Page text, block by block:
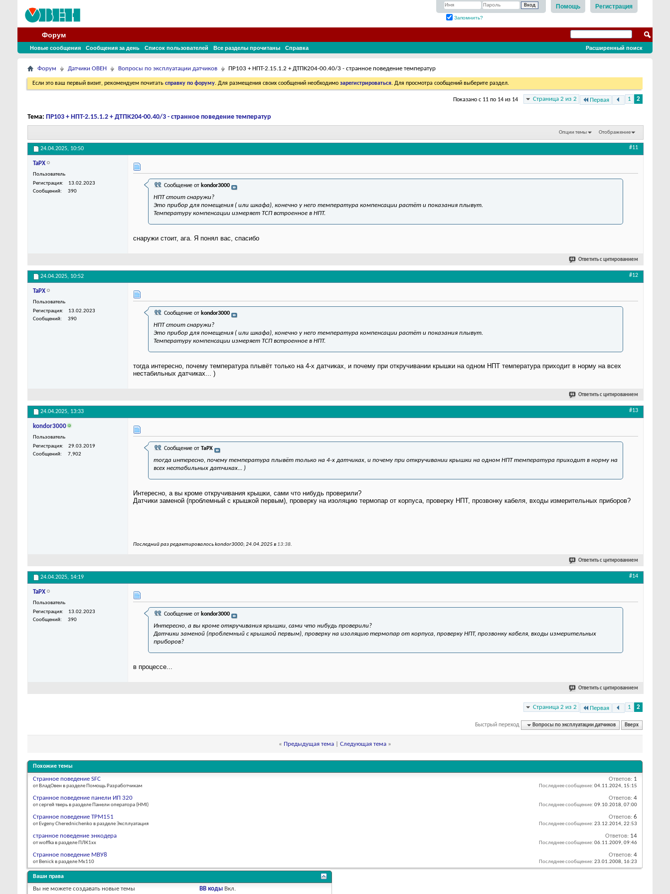
Регистрация
Помощь
Запомнить?
Форум
Новые сообщения Сообщения за день Список пользователей Все разделы прочитаны Справка Расширенный поиск
Форум Датчики ОВЕН Вопросы по эксплуатации датчиков ПР103 + НПТ-2.15.1.2 + ДТПК204-00.40/3 - странное поведение температур
Если это ваш первый визит, рекомендуем почитать справку по форуму. Для размещения своих сообщений необходимо зарегистрироваться. Для просмотра сообщений выберите раздел.
Страница 2 из 2 Первая 1 2
Показано с 11 по 14 из 14
Тема: ПР103 + НПТ-2.15.1.2 + ДТПК204-00.40/3 - странное поведение температур
Опции темы Отображение
24.04.2025, 10:50 #11
TaPX
Пользователь
Регистрация
13.02.2023
Сообщений
390
Сообщение от kondor3000
НПТ стоит снаружи?
Это прибор для помещения ( или шкафа), конечно у него температура компенсации растёт и показания плывут.
Температуру компенсации измеряет ТСП встроенное в НПТ.
снаружи стоит, ага. Я понял вас, спасибо
Ответить с цитированием
24.04.2025, 10:52 #12
TaPX
Пользователь
Регистрация
13.02.2023
Сообщений
390
Сообщение от kondor3000
НПТ стоит снаружи?
Это прибор для помещения ( или шкафа), конечно у него температура компенсации растёт и показания плывут.
Температуру компенсации измеряет ТСП встроенное в НПТ.
тогда интересно, почему температура плывёт только на 4-х датчиках, и почему при откручивании крышки на одном НПТ температура приходит в норму на всех
нестабильных датчиках... )
Ответить с цитированием
24.04.2025, 13:33 #13
kondor3000
Пользователь
Регистрация
29.03.2019
Сообщений
7,902
Сообщение от TaPX
тогда интересно, почему температура плывёт только на 4-х датчиках, и почему при откручивании крышки на одном НПТ температура приходит в норму на
всех нестабильных датчиках... )
Интересно, а вы кроме откручивания крышки, сами что нибудь проверили?
Датчики заменой (проблемный с крышкой первым), проверку на изоляцию термопар от корпуса, проверку НПТ, прозвонку кабеля, входы измерительных приборов?
Последний раз редактировалось kondor3000; 24.04.2025 в 13:38.
Ответить с цитированием
24.04.2025, 14:19 #14
TaPX
Пользователь
Регистрация
13.02.2023
Сообщений
390
Сообщение от kondor3000
Интересно, а вы кроме откручивания крышки, сами что нибудь проверили?
Датчики заменой (проблемный с крышкой первым), проверку на изоляцию термопар от корпуса, проверку НПТ, прозвонку кабеля, входы измерительных
приборов?
в процессе...
Ответить с цитированием
Страница 2 из 2 Первая 1 2
Быстрый переход Вопросы по эксплуатации датчиков Вверх
« Предыдущая тема Следующая тема »
Похожие темы
Странное поведение SFC
от ВладОвен в разделе Помощь Разработчикам
Ответов: 1
Последнее сообщение: 04.11.2024, 15:15
Странное поведение панели ИП 320
от сергей тверь в разделе Панели оператора (HMI)
Ответов: 4
Последнее сообщение: 09.10.2018, 07:00
Странное поведение ТРМ151
от Evgeny Cherednichenko в разделе Эксплуатация
Ответов: 6
Последнее сообщение: 23.12.2014, 22:53
странное поведение энкодера
от woffka в разделе ПЛК1хх
Ответов: 14
Последнее сообщение: 06.11.2009, 09:46
Странное поведение МВУ8
от Benick в разделе Мх110
Ответов: 4
Последнее сообщение: 23.01.2008, 16:23
Ваши права
Вы не можете создавать новые темы
BB коды Вкл.